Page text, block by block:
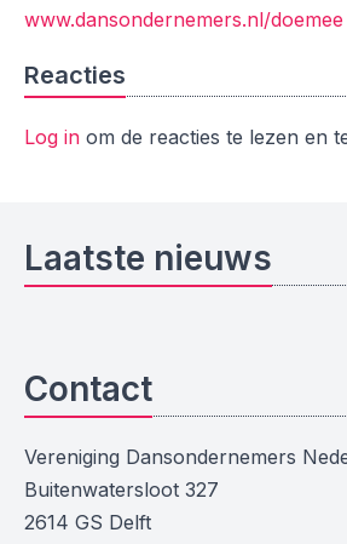
www.dansondernemers.nl/doemee
Reacties
Log in om de reacties te lezen en
Laatste nieuws
Contact
Vereniging Dansondernemers
Buitenwatersloot 327
2614 GS Delft